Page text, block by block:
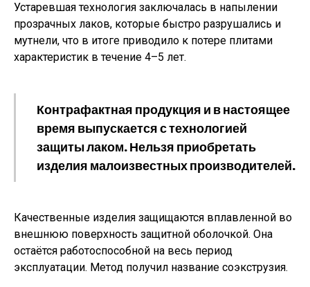
Устаревшая технология заключалась в напылении
прозрачных лаков, которые быстро разрушались и
мутнели, что в итоге приводило к потере плитами
характеристик в течение 4–5 лет.
Контрафактная продукция и в настоящее
время выпускается с технологией
защиты лаком. Нельзя приобретать
изделия малоизвестных производителей.
Качественные изделия защищаются вплавленной во
внешнюю поверхность защитной оболочкой. Она
остаётся работоспособной на весь период
эксплуатации. Метод получил название соэкструзия.